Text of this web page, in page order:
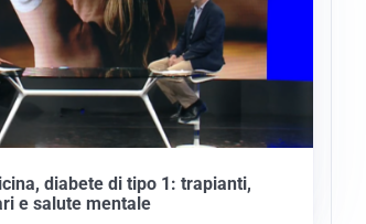
diabete di tipo 1: trapianti,
e salute mentale